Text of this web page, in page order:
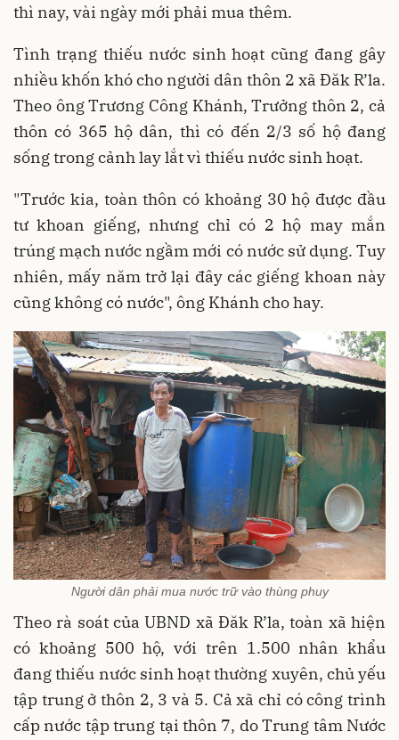
thì nay, vài ngày mới phải mua thêm.
Tình trạng thiếu nước sinh hoạt cũng đang gây
nhiều khốn khó cho người dân thôn 2 xã Đăk R’la.
Theo ông Trương Công Khánh, Trưởng thôn 2, cả
thôn có 365 hộ dân, thì có đến 2/3 số hộ đang
sống trong cảnh lay lắt vì thiếu nước sinh hoạt.
"Trước kia, toàn thôn có khoảng 30 hộ được đầu
tư khoan giếng, nhưng chỉ có 2 hộ may mắn
trúng mạch nước ngầm mới có nước sử dụng. Tuy
nhiên, mấy năm trở lại đây các giếng khoan này
cũng không có nước", ông Khánh cho hay.
Người dân phải mua nước trữ vào thùng phuy
Theo rà soát của UBND xã Đăk R’la, toàn xã hiện
có khoảng 500 hộ, với trên 1.500 nhân khẩu
đang thiếu nước sinh hoạt thường xuyên, chủ yếu
tập trung ở thôn 2, 3 và 5. Cả xã chỉ có công trình
cấp nước tập trung tại thôn 7, do Trung tâm Nước